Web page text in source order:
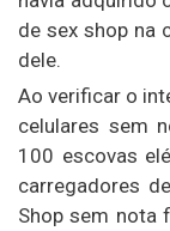
de sex shop na
dele.
Ao verificar o
celulares sem
100 escovas
carregadores
Shop sem nota